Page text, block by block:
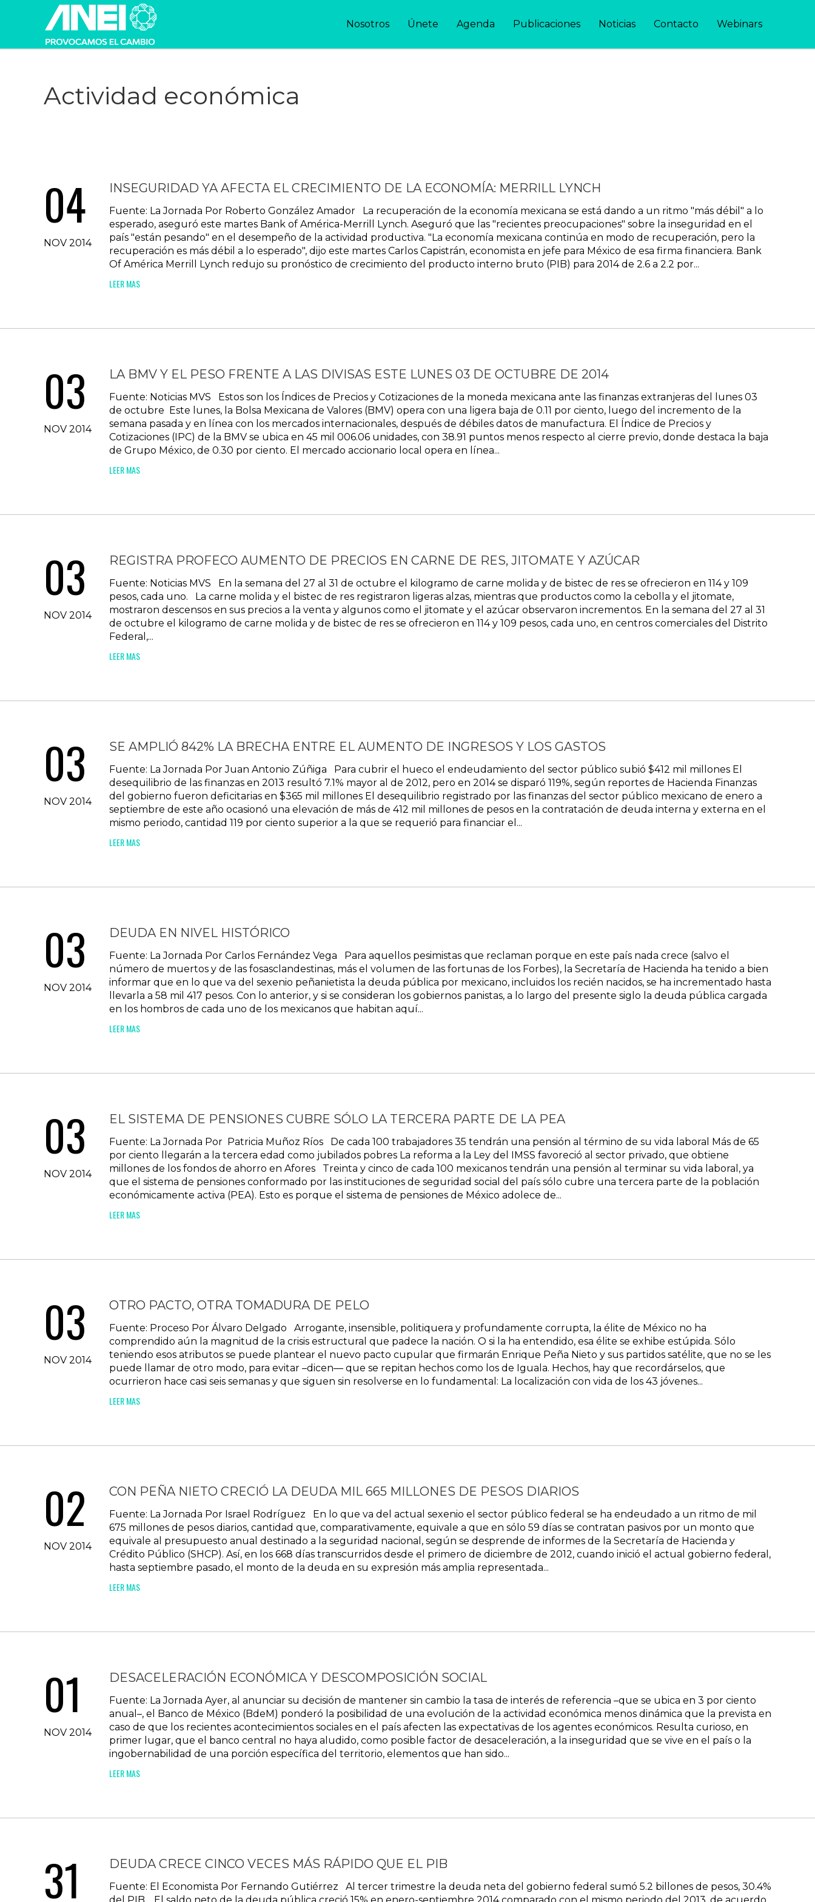
Nosotros Únete Agenda Publicaciones Noticias Contacto Webinars
Actividad económica
04
NOV 2014
INSEGURIDAD YA AFECTA EL CRECIMIENTO DE LA ECONOMÍA: MERRILL LYNCH
Fuente: La Jornada Por Roberto González Amador La recuperación de la economía mexicana se está dando a un ritmo "más débil" a lo
esperado, aseguró este martes Bank of América-Merrill Lynch. Aseguró que las "recientes preocupaciones" sobre la inseguridad en el
país "están pesando" en el desempeño de la actividad productiva. "La economía mexicana continúa en modo de recuperación, pero la
recuperación es más débil a lo esperado", dijo este martes Carlos Capistrán, economista en jefe para México de esa firma financiera. Bank
Of América Merrill Lynch redujo su pronóstico de crecimiento del producto interno bruto (PIB) para 2014 de 2.6 a 2.2 por...
LEER MAS
03
NOV 2014
LA BMV Y EL PESO FRENTE A LAS DIVISAS ESTE LUNES 03 DE OCTUBRE DE 2014
Fuente: Noticias MVS Estos son los Índices de Precios y Cotizaciones de la moneda mexicana ante las finanzas extranjeras del lunes 03
de octubre Este lunes, la Bolsa Mexicana de Valores (BMV) opera con una ligera baja de 0.11 por ciento, luego del incremento de la
semana pasada y en línea con los mercados internacionales, después de débiles datos de manufactura. El Índice de Precios y
Cotizaciones (IPC) de la BMV se ubica en 45 mil 006.06 unidades, con 38.91 puntos menos respecto al cierre previo, donde destaca la baja
de Grupo México, de 0.30 por ciento. El mercado accionario local opera en línea...
LEER MAS
03
NOV 2014
REGISTRA PROFECO AUMENTO DE PRECIOS EN CARNE DE RES, JITOMATE Y AZÚCAR
Fuente: Noticias MVS En la semana del 27 al 31 de octubre el kilogramo de carne molida y de bistec de res se ofrecieron en 114 y 109
pesos, cada uno. La carne molida y el bistec de res registraron ligeras alzas, mientras que productos como la cebolla y el jitomate,
mostraron descensos en sus precios a la venta y algunos como el jitomate y el azúcar observaron incrementos. En la semana del 27 al 31
de octubre el kilogramo de carne molida y de bistec de res se ofrecieron en 114 y 109 pesos, cada uno, en centros comerciales del Distrito
Federal,...
LEER MAS
03
NOV 2014
SE AMPLIÓ 842% LA BRECHA ENTRE EL AUMENTO DE INGRESOS Y LOS GASTOS
Fuente: La Jornada Por Juan Antonio Zúñiga Para cubrir el hueco el endeudamiento del sector público subió $412 mil millones El
desequilibrio de las finanzas en 2013 resultó 7.1% mayor al de 2012, pero en 2014 se disparó 119%, según reportes de Hacienda Finanzas
del gobierno fueron deficitarias en $365 mil millones El desequilibrio registrado por las finanzas del sector público mexicano de enero a
septiembre de este año ocasionó una elevación de más de 412 mil millones de pesos en la contratación de deuda interna y externa en el
mismo periodo, cantidad 119 por ciento superior a la que se requerió para financiar el...
LEER MAS
03
NOV 2014
DEUDA EN NIVEL HISTÓRICO
Fuente: La Jornada Por Carlos Fernández Vega Para aquellos pesimistas que reclaman porque en este país nada crece (salvo el
número de muertos y de las fosasclandestinas, más el volumen de las fortunas de los Forbes), la Secretaría de Hacienda ha tenido a bien
informar que en lo que va del sexenio peñanietista la deuda pública por mexicano, incluidos los recién nacidos, se ha incrementado hasta
llevarla a 58 mil 417 pesos. Con lo anterior, y si se consideran los gobiernos panistas, a lo largo del presente siglo la deuda pública cargada
en los hombros de cada uno de los mexicanos que habitan aquí...
LEER MAS
03
NOV 2014
EL SISTEMA DE PENSIONES CUBRE SÓLO LA TERCERA PARTE DE LA PEA
Fuente: La Jornada Por Patricia Muñoz Ríos De cada 100 trabajadores 35 tendrán una pensión al término de su vida laboral Más de 65
por ciento llegarán a la tercera edad como jubilados pobres La reforma a la Ley del IMSS favoreció al sector privado, que obtiene
millones de los fondos de ahorro en Afores Treinta y cinco de cada 100 mexicanos tendrán una pensión al terminar su vida laboral, ya
que el sistema de pensiones conformado por las instituciones de seguridad social del país sólo cubre una tercera parte de la población
económicamente activa (PEA). Esto es porque el sistema de pensiones de México adolece de...
LEER MAS
03
NOV 2014
OTRO PACTO, OTRA TOMADURA DE PELO
Fuente: Proceso Por Álvaro Delgado Arrogante, insensible, politiquera y profundamente corrupta, la élite de México no ha
comprendido aún la magnitud de la crisis estructural que padece la nación. O si la ha entendido, esa élite se exhibe estúpida. Sólo
teniendo esos atributos se puede plantear el nuevo pacto cupular que firmarán Enrique Peña Nieto y sus partidos satélite, que no se les
puede llamar de otro modo, para evitar –dicen— que se repitan hechos como los de Iguala. Hechos, hay que recordárselos, que
ocurrieron hace casi seis semanas y que siguen sin resolverse en lo fundamental: La localización con vida de los 43 jóvenes...
LEER MAS
02
NOV 2014
CON PEÑA NIETO CRECIÓ LA DEUDA MIL 665 MILLONES DE PESOS DIARIOS
Fuente: La Jornada Por Israel Rodríguez En lo que va del actual sexenio el sector público federal se ha endeudado a un ritmo de mil
675 millones de pesos diarios, cantidad que, comparativamente, equivale a que en sólo 59 días se contratan pasivos por un monto que
equivale al presupuesto anual destinado a la seguridad nacional, según se desprende de informes de la Secretaría de Hacienda y
Crédito Público (SHCP). Así, en los 668 días transcurridos desde el primero de diciembre de 2012, cuando inició el actual gobierno federal,
hasta septiembre pasado, el monto de la deuda en su expresión más amplia representada...
LEER MAS
01
NOV 2014
DESACELERACIÓN ECONÓMICA Y DESCOMPOSICIÓN SOCIAL
Fuente: La Jornada Ayer, al anunciar su decisión de mantener sin cambio la tasa de interés de referencia –que se ubica en 3 por ciento
anual–, el Banco de México (BdeM) ponderó la posibilidad de una evolución de la actividad económica menos dinámica que la prevista en
caso de que los recientes acontecimientos sociales en el país afecten las expectativas de los agentes económicos. Resulta curioso, en
primer lugar, que el banco central no haya aludido, como posible factor de desaceleración, a la inseguridad que se vive en el país o la
ingobernabilidad de una porción específica del territorio, elementos que han sido...
LEER MAS
31 DEUDA CRECE CINCO VECES MÁS RÁPIDO QUE EL PIB
Fuente: El Economista Por Fernando Gutiérrez Al tercer trimestre la deuda neta del gobierno federal sumó 5.2 billones de pesos, 30.4%